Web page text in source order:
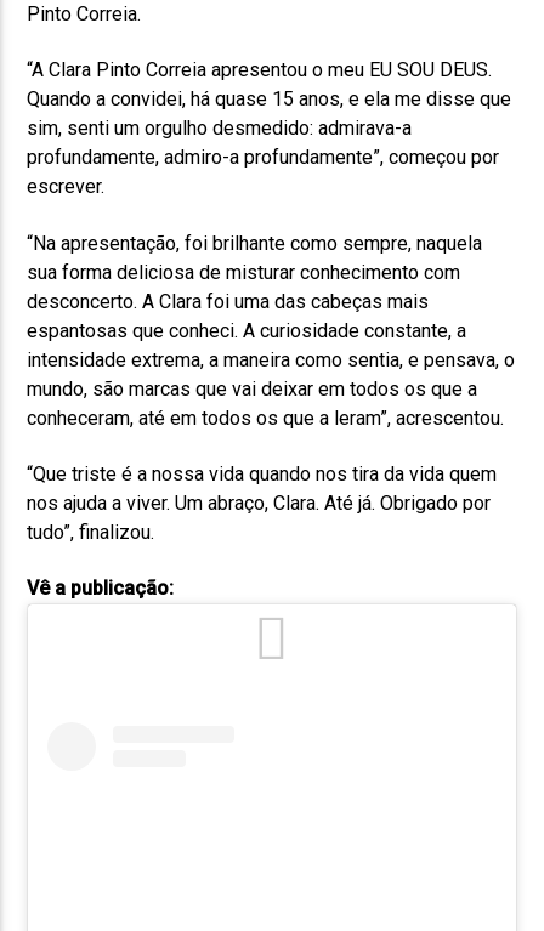
Pinto Correia.
“A Clara Pinto Correia apresentou o meu EU SOU DEUS.
Quando a convidei, há quase 15 anos, e ela me disse que
sim, senti um orgulho desmedido: admirava-a
profundamente, admiro-a profundamente”, começou por
escrever.
“Na apresentação, foi brilhante como sempre, naquela
sua forma deliciosa de misturar conhecimento com
desconcerto. A Clara foi uma das cabeças mais
espantosas que conheci. A curiosidade constante, a
intensidade extrema, a maneira como sentia, e pensava, o
mundo, são marcas que vai deixar em todos os que a
conheceram, até em todos os que a leram”, acrescentou.
“Que triste é a nossa vida quando nos tira da vida quem
nos ajuda a viver. Um abraço, Clara. Até já. Obrigado por
tudo”, finalizou.
Vê a publicação: